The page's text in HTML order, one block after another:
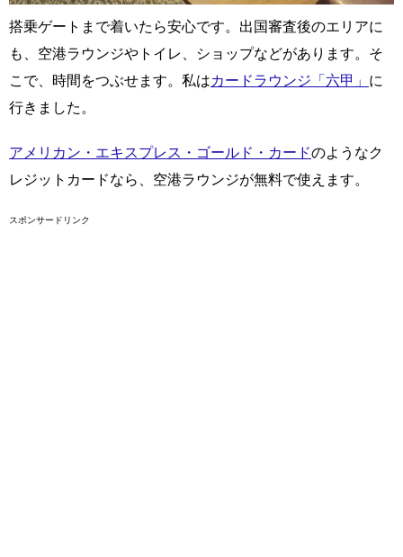
搭乗ゲートまで着いたら安心です。出国審査後のエリアに
も、空港ラウンジやトイレ、ショップなどがあります。そ
こで、時間をつぶせます。私はカードラウンジ「六甲」 に
行きました。
アメリカン・エキスプレス・ゴールド・カードのようなク
レジットカードなら、空港ラウンジが無料で使えます。
スポンサードリンク